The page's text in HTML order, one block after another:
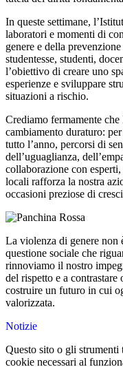
In queste settimane,
laboratori e momenti di
genere e della
studentesse, studenti,
l’obiettivo di creare uno
esperienze e sviluppare
situazioni a rischio.
Crediamo fermamente
cambiamento duraturo:
tutto l’anno, percorsi di
dell’uguaglianza,
collaborazione con
locali rafforza la nostra
occasioni preziose di
La violenza di genere non
questione sociale che
rinnoviamo il nostro
del rispetto e a
costruire un futuro in cui
valorizzata.
Notizie
Questo sito o gli
cookie necessari al